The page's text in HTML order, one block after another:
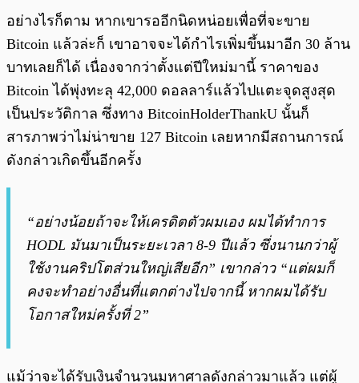
อย่างไรก็ตาม หากเขารออีกนิดหน่อยเพื่อที่จะขาย
Bitcoin แล้วล่ะก็ เขาอาจจะได้กำไรเพิ่มขึ้นมาอีก 30 ล้าน
บาทเลยก็ได้ เนื่องจากว่าตั้งแต่ปีใหม่มานี้ ราคาของ
Bitcoin ได้พุ่งทะลุ 42,000 ดอลลาร์แล้วไปแตะจุดสูงสุด
เป็นประวัติกาล ซึ่งทาง BitcoinHolderThankU นั้นก็
สารภาพว่าไม่น่าขาย 127 Bitcoin เลยหากมีสถานการณ์
ดังกล่าวเกิดขึ้นอีกครั้ง
“อย่างน้อยถ้าจะให้เครดิตตัวผมเอง ผมได้ทำการ
HODL มันมาเป็นระยะเวลา 8-9 ปีแล้ว ซึ่งนานกว่าผู้
ใช้งานคริปโตส่วนใหญ่เสียอีก” เขากล่าว “แต่ผมก็
คงจะทำอย่างอื่นที่แตกต่างไปจากนี้ หากผมได้รับ
โอกาสใหม่ครั้งที่ 2”
แม้ว่าจะได้รับเงินจำนวนมหาศาลดังกล่าวมาแล้ว แต่ผู้